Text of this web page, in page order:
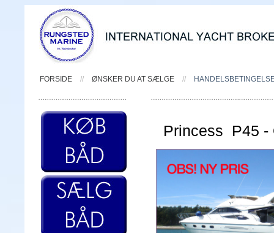
FORSIDE // ØNSKER DU AT SÆLGE //
Princess P45 -